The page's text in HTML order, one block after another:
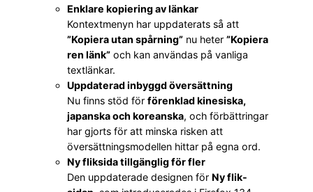
Enklare kopiering av länkar
Kontextmenyn har uppdaterats så att
”Kopiera utan spårning” nu heter ”Kopiera
ren länk” och kan användas på vanliga
textlänkar.
Uppdaterad inbyggd översättning
Nu finns stöd för förenklad kinesiska,
japanska och koreanska, och förbättringar
har gjorts för att minska risken att
översättningsmodellen hittar på egna ord.
Ny fliksida tillgänglig för fler
Den uppdaterade designen för Ny flik-